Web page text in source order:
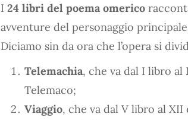
I 24 libri del poema omerico
avventure del personaggio
Diciamo sin da ora che l’opera si
Telemachia, che va dal I libro
Telemaco;
Viaggio, che va dal V libro al